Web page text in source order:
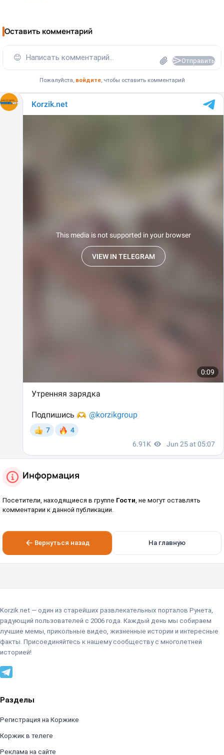
Оставить комментарий
😊 Написать комментарий... Отправить
Пожалуйста, войдите, чтобы оставить комментарий
Информация
Посетители, находящиеся в группе Гости , не могут оставлять
комментарии к данной публикации.
Вернуться назад На главную
Korzik.net — один из старейших развлекательных порталов Рунета,
радующий пользователей с 2006 года. Каждый день мы собираем
лучшие мемы, прикольные видео, жизненные истории и интересные
факты. Присоединяйтесь к нашему сообществу с многолетней
историей!
Разделы
Регистрация на Коржике
Коржик в телеге
Реклама на сайте